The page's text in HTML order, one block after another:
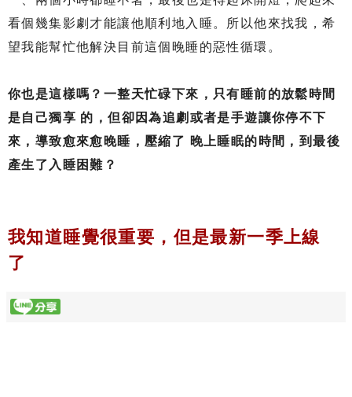
看個幾集影劇才能讓他順利地入睡。所以他來找我，希
望我能幫忙他解決目前這個晚睡的惡性循環。
你也是這樣嗎？一整天忙碌下來，只有睡前的放鬆時間
是自己獨享 的，但卻因為追劇或者是手遊讓你停不下
來，導致愈來愈晚睡，壓縮了 晚上睡眠的時間，到最後
產生了入睡困難？
我知道睡覺很重要，但是最新一季上線
了